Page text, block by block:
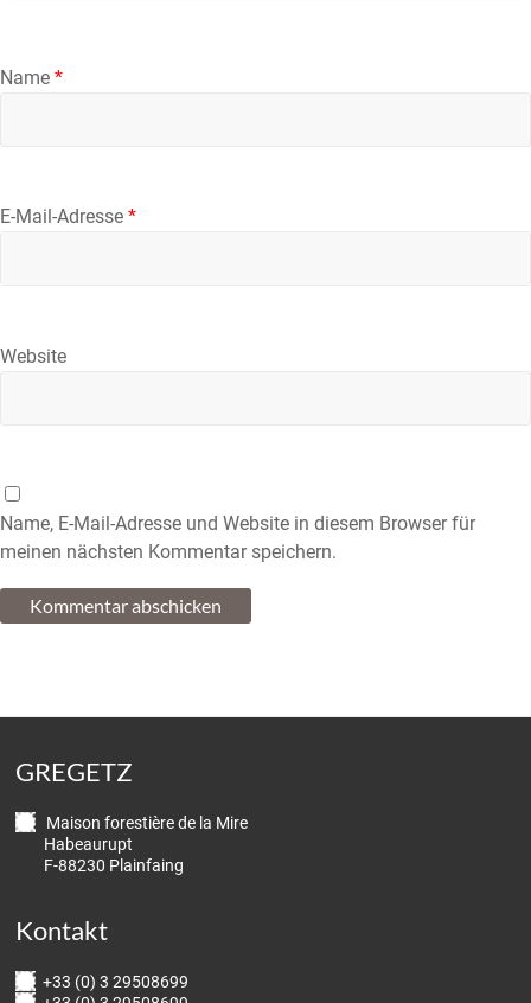
Name *
E-Mail-Adresse *
Website
Name, E-Mail-Adresse und Website in diesem Browser für
meinen nächsten Kommentar speichern.
GREGETZ
Maison forestière de la Mire
Habeaurupt
F-88230 Plainfaing
Kontakt
+33 (0) 3 29508699